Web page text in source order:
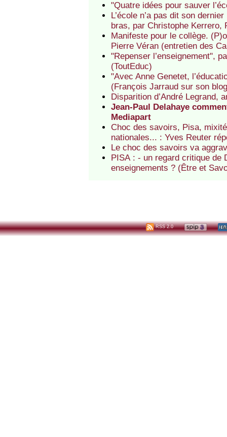
"Quatre idées pour sauver
L’école n’a pas dit son
bras, par Christophe Kerrero,
Manifeste pour le collège.
Pierre Véran (entretien des
"Repenser l’enseignement",
(ToutEduc)
"Avec Anne Genetet,
(François Jarraud sur son
Disparition d’André Legrand,
Jean-Paul Delahaye
Mediapart
Choc des savoirs, Pisa,
nationales... : Yves Reuter
Le choc des savoirs va
PISA : - un regard critique de
enseignements ? (Être et
RSS 2.0